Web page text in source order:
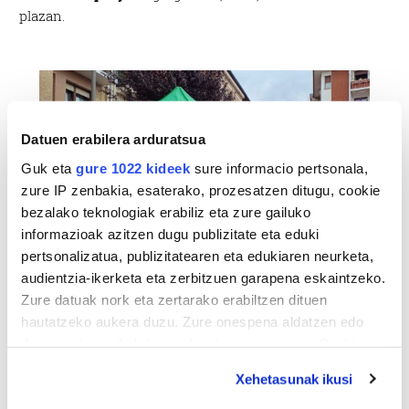
Datuen erabilera arduratsua
Guk eta gure 1022 kideek sure informacio pertsonala,
zure IP zenbakia, esaterako, prozesatzen ditugu, cookie
bezalako teknologiak erabiliz eta zure gailuko
informazioak azitzen dugu publizitate eta eduki
pertsonalizatua, publizitatearen eta edukiaren neurketa,
audientzia-ikerketa eta zerbitzuen garapena eskaintzeko.
Zure datuak nork eta zertarako erabiltzen dituen
hautatzeko aukera duzu. Zure onespena aldatzen edo
Xehetasunak ikusi
plazan.